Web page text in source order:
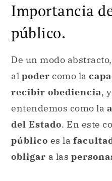
Importancia
público.
De un modo
al poder como la
recibir obediencia,
entendemos como la
del Estado. En este
público es la
obligar a las